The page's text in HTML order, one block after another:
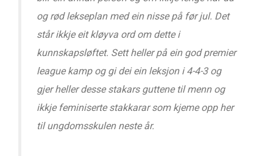
og rød lekseplan med ein nisse på før jul. Det
står ikkje eit kløyva ord om dette i
kunnskapsløftet. Sett heller på ein god premier
league kamp og gi dei ein leksjon i 4-4-3 og
gjer heller desse stakars guttene til menn og
ikkje feminiserte stakkarar som kjeme opp her
til ungdomsskulen neste år.